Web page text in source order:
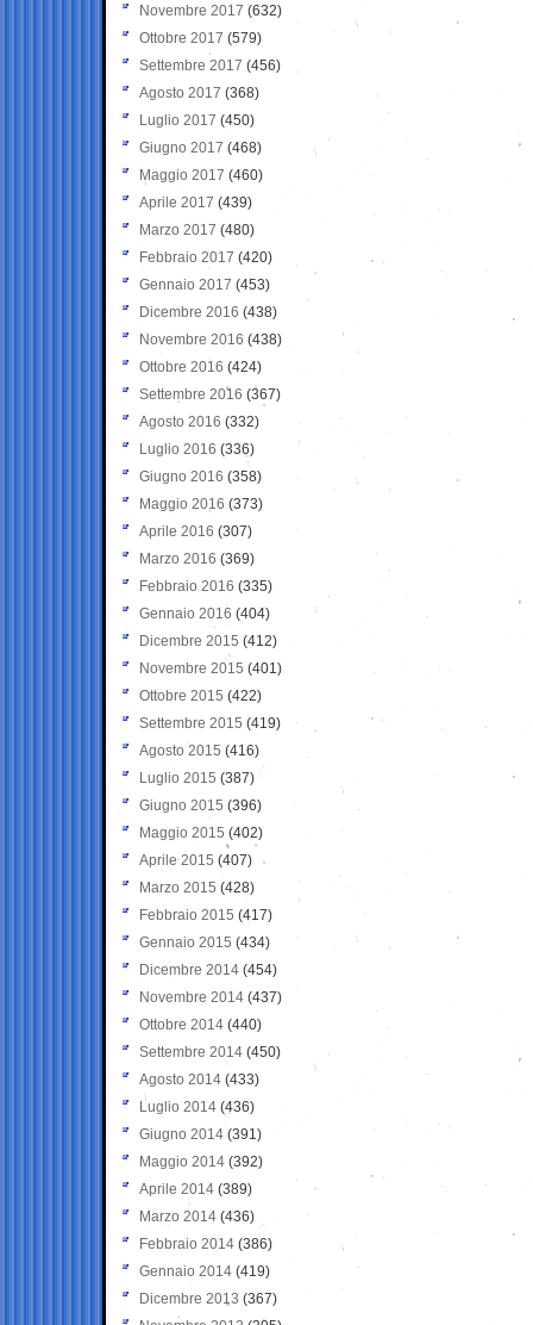
Novembre 2017 (632)
Ottobre 2017 (579)
Settembre 2017 (456)
Agosto 2017 (368)
Luglio 2017 (450)
Giugno 2017 (468)
Maggio 2017 (460)
Aprile 2017 (439)
Marzo 2017 (480)
Febbraio 2017 (420)
Gennaio 2017 (453)
Dicembre 2016 (438)
Novembre 2016 (438)
Ottobre 2016 (424)
Settembre 2016 (367)
Agosto 2016 (332)
Luglio 2016 (336)
Giugno 2016 (358)
Maggio 2016 (373)
Aprile 2016 (307)
Marzo 2016 (369)
Febbraio 2016 (335)
Gennaio 2016 (404)
Dicembre 2015 (412)
Novembre 2015 (401)
Ottobre 2015 (422)
Settembre 2015 (419)
Agosto 2015 (416)
Luglio 2015 (387)
Giugno 2015 (396)
Maggio 2015 (402)
Aprile 2015 (407)
Marzo 2015 (428)
Febbraio 2015 (417)
Gennaio 2015 (434)
Dicembre 2014 (454)
Novembre 2014 (437)
Ottobre 2014 (440)
Settembre 2014 (450)
Agosto 2014 (433)
Luglio 2014 (436)
Giugno 2014 (391)
Maggio 2014 (392)
Aprile 2014 (389)
Marzo 2014 (436)
Febbraio 2014 (386)
Gennaio 2014 (419)
Dicembre 2013 (367)